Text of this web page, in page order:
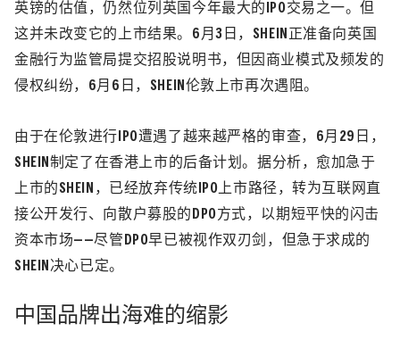
英镑的估值，仍然位列英国今年最大的IPO交易之一。但
这并未改变它的上市结果。6月3日，SHEIN正准备向英国
金融行为监管局提交招股说明书，但因商业模式及频发的
侵权纠纷，6月6日，SHEIN伦敦上市再次遇阻。
由于在伦敦进行IPO遭遇了越来越严格的审查，6月29日，
SHEIN制定了在香港上市的后备计划。据分析，愈加急于
上市的SHEIN，已经放弃传统IPO上市路径，转为互联网直
接公开发行、向散户募股的DPO方式，以期短平快的闪击
资本市场——尽管DPO早已被视作双刃剑，但急于求成的
SHEIN决心已定。
中国品牌出海难的缩影